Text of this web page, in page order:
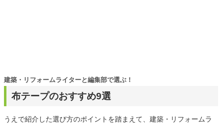
布テープのおすすめ9選
建築・リフォームライターと編集部で選ぶ！
うえで紹介した選び方のポイントを踏まえて、建築・リフォームラ